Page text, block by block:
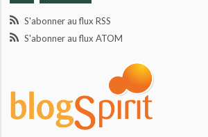
S'abonner au flux RSS
S'abonner au flux ATOM